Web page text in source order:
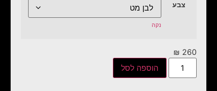
צבע
נקה
₪ 260
הוספה לסל